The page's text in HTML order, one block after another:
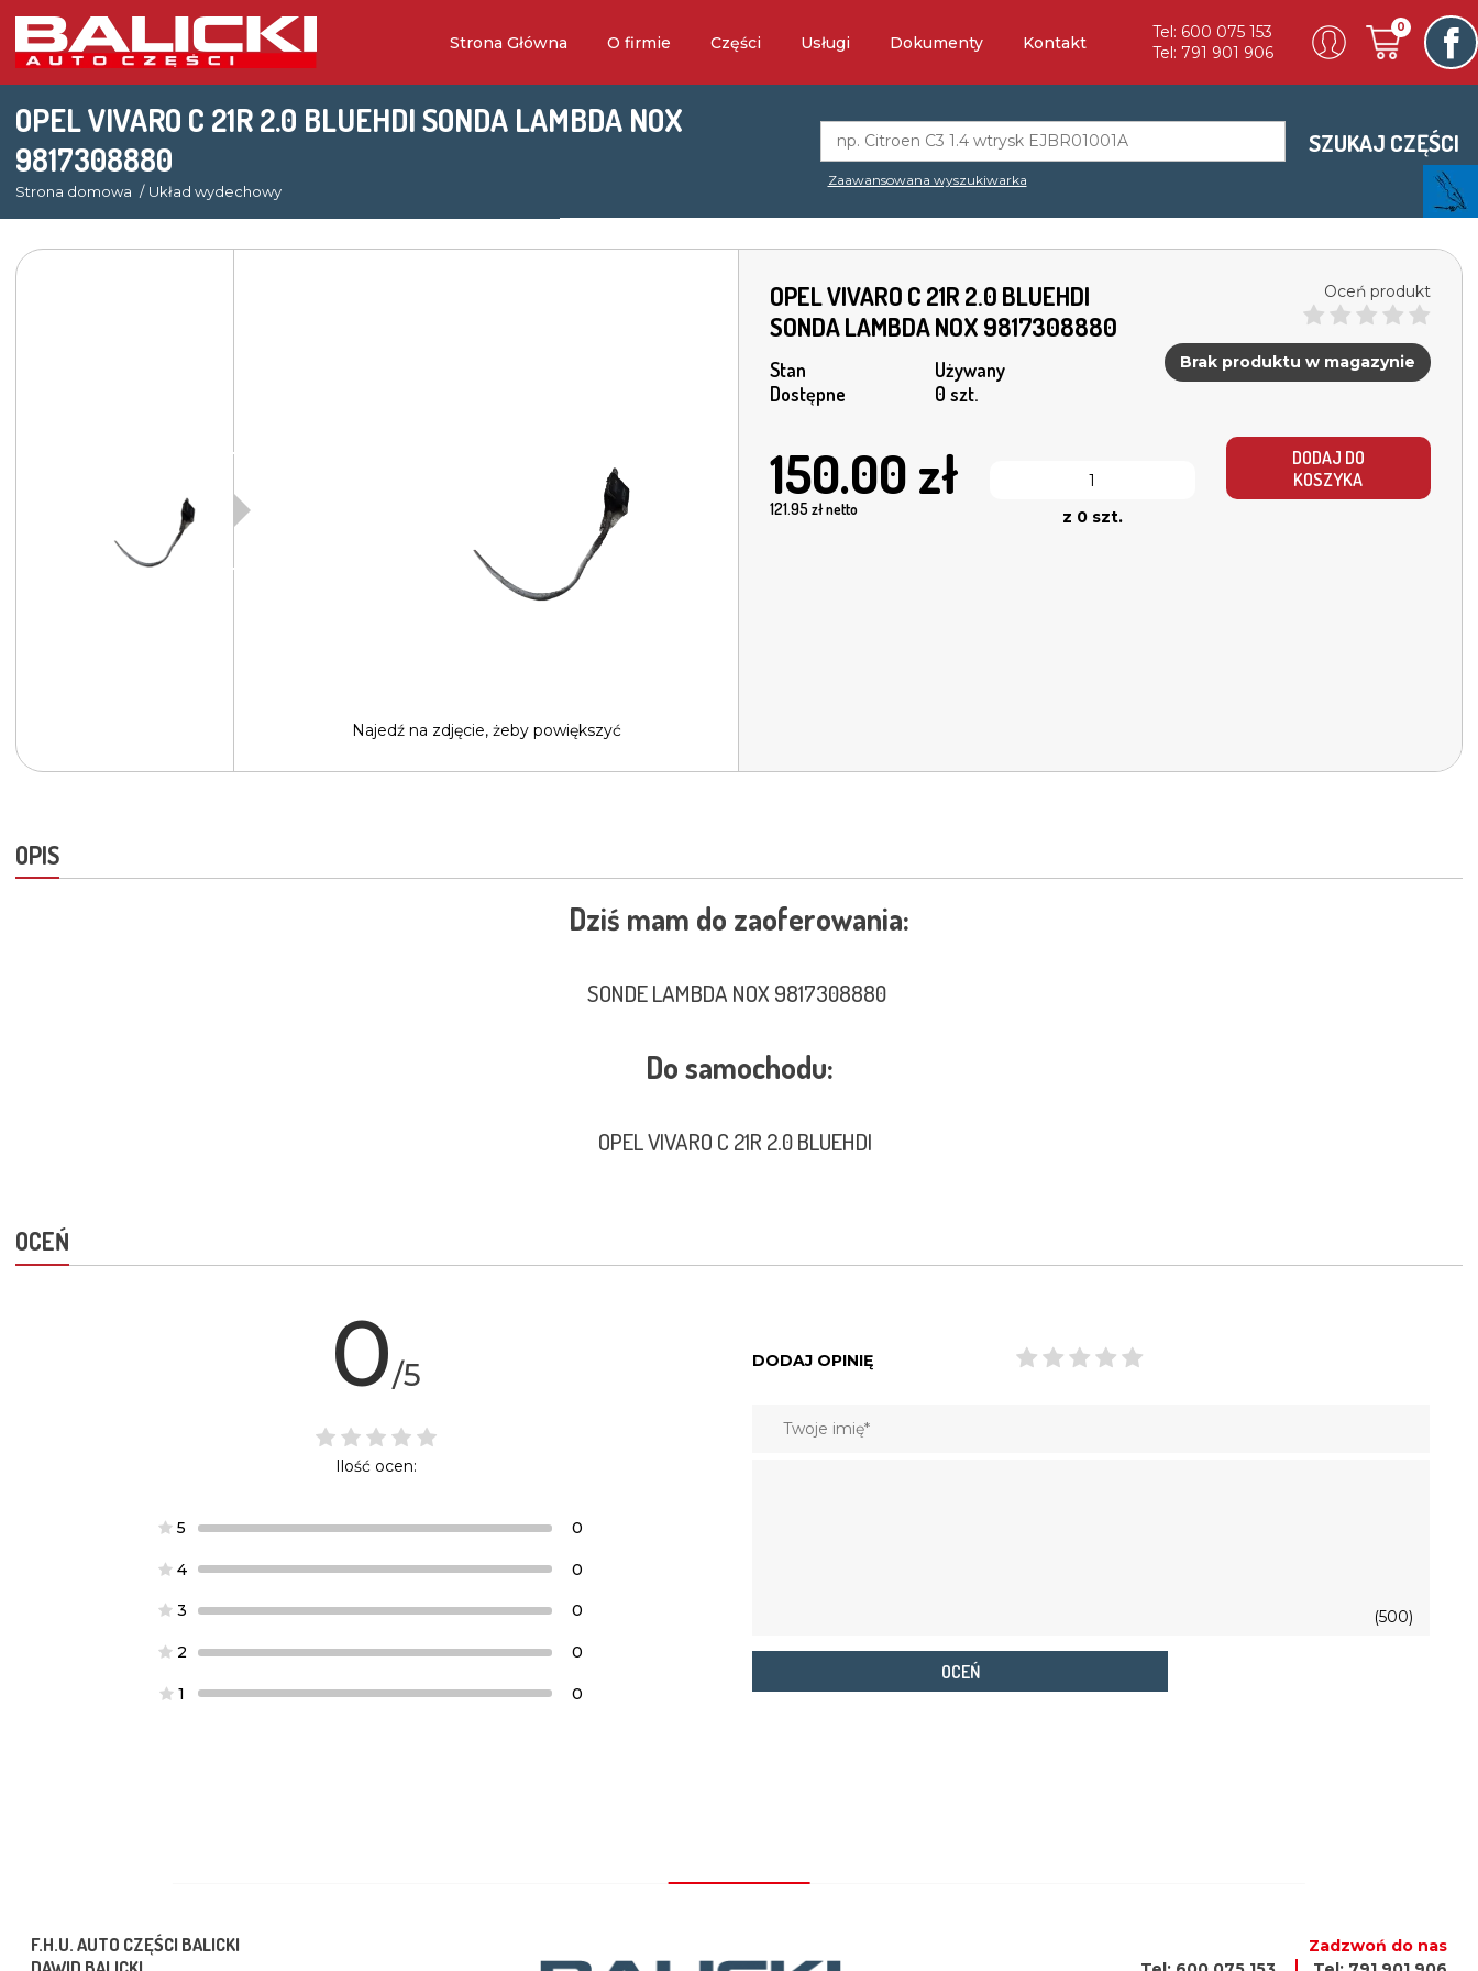
Strona Główna O firmie Części Usługi Dokumenty Kontakt
Tel: 600 075 153
Tel: 791 901 906
0
OPEL VIVARO C 21R 2.0 BLUEHDI SONDA LAMBDA NOX
9817308880
Strona domowa Układ wydechowy
Zaawansowana wyszukiwarka
SZUKAJ CZĘŚCI
Najedź na zdjęcie, żeby powiększyć
OPEL VIVARO C 21R 2.0 BLUEHDI
SONDA LAMBDA NOX 9817308880
Stan
Używany
Dostępne
0 szt.
Oceń produkt
Brak produktu w magazynie
150.00 zł
121.95zł netto z 0 szt.
DODAJ DO
KOSZYKA
OPIS
Dziś mam do zaoferowania:
SONDE LAMBDA NOX 9817308880
Do samochodu:
OPEL VIVARO C 21R 2.0 BLUEHDI
OCEŃ
0/5
Ilość ocen:
5 0
4 0
3 0
2 0
1 0
DODAJ OPINIĘ
(500)
OCEŃ
F.H.U. AUTO CZĘŚCI BALICKI
Zadzwoń do nas